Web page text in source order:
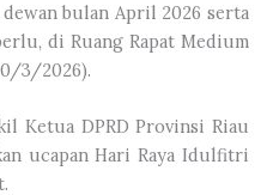
bulan April 2026 serta
di Ruang Rapat Medium
3/2026).
Ketua DPRD Provinsi Riau
ucapan Hari Raya Idulfitri